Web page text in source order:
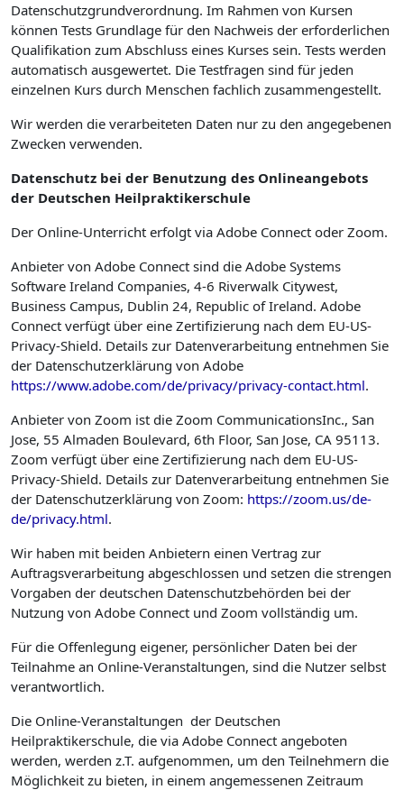
Datenschutzgrundverordnung. Im Rahmen von Kursen
können Tests Grundlage für den Nachweis der erforderlichen
Qualifikation zum Abschluss eines Kurses sein. Tests werden
automatisch ausgewertet. Die Testfragen sind für jeden
einzelnen Kurs durch Menschen fachlich zusammengestellt.
Wir werden die verarbeiteten Daten nur zu den angegebenen
Zwecken verwenden.
Datenschutz bei der Benutzung des Onlineangebots
der Deutschen Heilpraktikerschule
Der Online-Unterricht erfolgt via Adobe Connect oder Zoom.
Anbieter von Adobe Connect sind die Adobe Systems
Software Ireland Companies, 4-6 Riverwalk Citywest,
Business Campus, Dublin 24, Republic of Ireland. Adobe
Connect verfügt über eine Zertifizierung nach dem EU-US-
Privacy-Shield. Details zur Datenverarbeitung entnehmen Sie
der Datenschutzerklärung von Adobe
https://www.adobe.com/de/privacy/privacy-contact.html.
Anbieter von Zoom ist die Zoom CommunicationsInc., San
Jose, 55 Almaden Boulevard, 6th Floor, San Jose, CA 95113.
Zoom verfügt über eine Zertifizierung nach dem EU-US-
Privacy-Shield. Details zur Datenverarbeitung entnehmen Sie
der Datenschutzerklärung von Zoom: https://zoom.us/de-
de/privacy.html.
Wir haben mit beiden Anbietern einen Vertrag zur
Auftragsverarbeitung abgeschlossen und setzen die strengen
Vorgaben der deutschen Datenschutzbehörden bei der
Nutzung von Adobe Connect und Zoom vollständig um.
Für die Offenlegung eigener, persönlicher Daten bei der
Teilnahme an Online-Veranstaltungen, sind die Nutzer selbst
verantwortlich.
Die Online-Veranstaltungen der Deutschen
Heilpraktikerschule, die via Adobe Connect angeboten
werden, werden z.T. aufgenommen, um den Teilnehmern die
Möglichkeit zu bieten, in einem angemessenen Zeitraum